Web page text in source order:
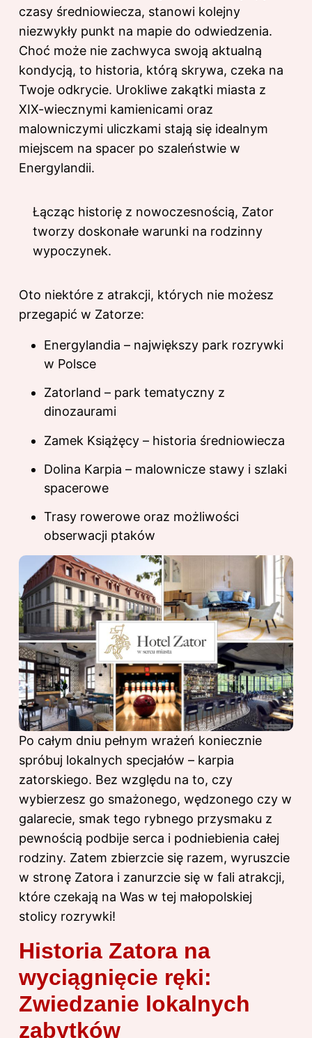
czasy średniowiecza, stanowi kolejny
niezwykły punkt na mapie do odwiedzenia.
Choć może nie zachwyca swoją aktualną
kondycją, to historia, którą skrywa, czeka na
Twoje odkrycie. Urokliwe zakątki miasta z
XIX-wiecznymi kamienicami oraz
malowniczymi uliczkami stają się idealnym
miejscem na spacer po szaleństwie w
Energylandii.
Łącząc historię z nowoczesnością, Zator
tworzy doskonałe warunki na rodzinny
wypoczynek.
Oto niektóre z atrakcji, których nie możesz
przegapić w Zatorze:
Energylandia – największy park rozrywki
w Polsce
Zatorland – park tematyczny z
dinozaurami
Zamek Książęcy – historia średniowiecza
Dolina Karpia – malownicze stawy i szlaki
spacerowe
Trasy rowerowe oraz możliwości
obserwacji ptaków
Po całym dniu pełnym wrażeń koniecznie
spróbuj lokalnych specjałów – karpia
zatorskiego. Bez względu na to, czy
wybierzesz go smażonego, wędzonego czy w
galarecie, smak tego rybnego przysmaku z
pewnością podbije serca i podniebienia całej
rodziny. Zatem zbierzcie się razem, wyruszcie
w stronę Zatora i zanurzcie się w fali atrakcji,
które czekają na Was w tej małopolskiej
stolicy rozrywki!
Historia Zatora na
wyciągnięcie ręki:
Zwiedzanie lokalnych
zabytków